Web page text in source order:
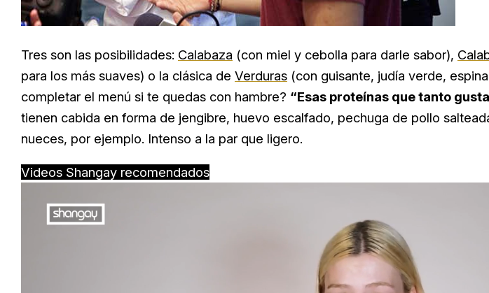
Tres son las posibilidades: Calabaza (con miel y cebolla para darle sabor),
para los más suaves) o la clásica de Verduras (con guisante, judía verde,
completar el menú si te quedas con hambre? “Esas proteínas que tanto
tienen cabida en forma de jengibre, huevo escalfado, pechuga de pollo
nueces, por ejemplo. Intenso a la par que ligero.
Videos Shangay recomendados